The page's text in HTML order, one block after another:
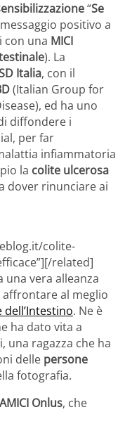
“Se
positivo a
con una MICI
). La
Italia, con il
(Italian Group for
ed ha uno
diffondere i
per far
infiammatoria
la colite ulcerosa
dover rinunciare ai
colite-
related]
una vera alleanza
al meglio
. Ne è
ha dato vita a
una ragazza che ha
delle persone
fotografia.
Onlus, che